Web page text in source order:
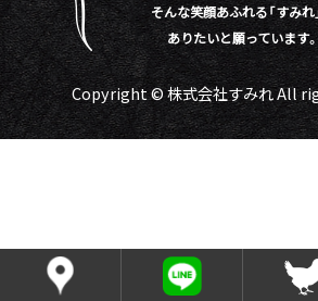
そんな笑顔あふれる「すみれ
ありたいと願っています。
Copyright © 株式会社すみれ All